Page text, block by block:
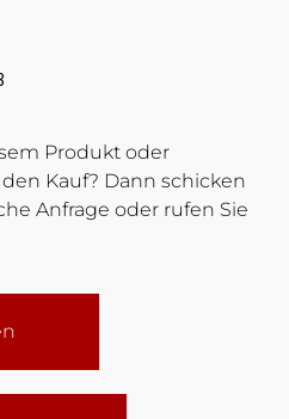
Produkt oder
Kauf? Dann schicken
Anfrage oder rufen Sie